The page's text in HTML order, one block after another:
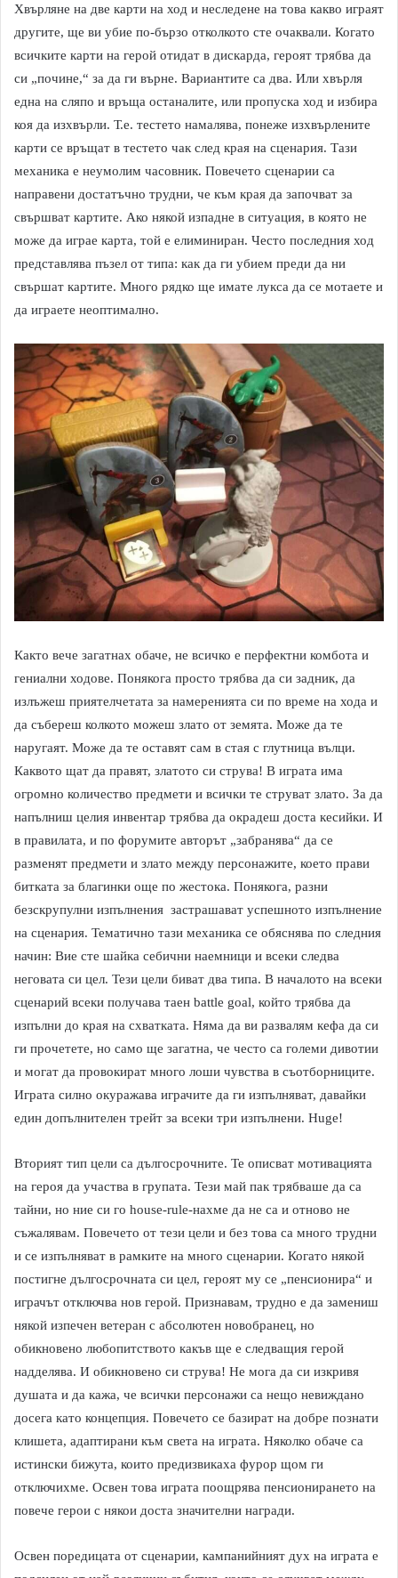
Хвърляне на две карти на ход и неследене на това какво играят
другите, ще ви убие по-бързо отколкото сте очаквали. Когато
всичките карти на герой отидат в дискарда, героят трябва да
си „почине,“ за да ги върне. Вариантите са два. Или хвърля
една на сляпо и връща останалите, или пропуска ход и избира
коя да изхвърли. Т.е. тестето намалява, понеже изхвърлените
карти се връщат в тестето чак след края на сценария. Тази
механика е неумолим часовник. Повечето сценарии са
направени достатъчно трудни, че към края да започват за
свършват картите. Ако някой изпадне в ситуация, в която не
може да играе карта, той е елиминиран. Често последния ход
представлява пъзел от типа: как да ги убием преди да ни
свършат картите. Много рядко ще имате лукса да се мотаете и
да играете неоптимално.
Както вече загатнах обаче, не всичко е перфектни комбота и
гениални ходове. Понякога просто трябва да си задник, да
излъжеш приятелчетата за намеренията си по време на хода и
да събереш колкото можеш злато от земята. Може да те
наругаят. Може да те оставят сам в стая с глутница вълци.
Каквото щат да правят, златото си струва! В играта има
огромно количество предмети и всички те струват злато. За да
напълниш целия инвентар трябва да окрадеш доста кесийки. И
в правилата, и по форумите авторът „забранява“ да се
разменят предмети и злато между персонажите, което прави
битката за благинки още по жестока. Понякога, разни
безскрупулни изпълнения застрашават успешното изпълнение
на сценария. Тематично тази механика се обяснява по следния
начин: Вие сте шайка себични наемници и всеки следва
неговата си цел. Тези цели биват два типа. В началото на всеки
сценарий всеки получава таен battle goal, който трябва да
изпълни до края на схватката. Няма да ви развалям кефа да си
ги прочетете, но само ще загатна, че често са големи дивотии
и могат да провокират много лоши чувства в съотборниците.
Играта силно окуражава играчите да ги изпълняват, давайки
един допълнителен трейт за всеки три изпълнени. Huge!
Вторият тип цели са дългосрочните. Те описват мотивацията
на героя да участва в групата. Тези май пак трябваше да са
тайни, но ние си го house-rule-нахме да не са и отново не
съжалявам. Повечето от тези цели и без това са много трудни
и се изпълняват в рамките на много сценарии. Когато някой
постигне дългосрочната си цел, героят му се „пенсионира“ и
играчът отключва нов герой. Признавам, трудно е да замениш
някой изпечен ветеран с абсолютен новобранец, но
обикновено любопитството какъв ще е следващия герой
надделява. И обикновено си струва! Не мога да си изкривя
душата и да кажа, че всички персонажи са нещо невиждано
досега като концепция. Повечето се базират на добре познати
клишета, адаптирани към света на играта. Няколко обаче са
истински бижута, които предизвикаха фурор щом ги
отключихме. Освен това играта поощрява пенсионирането на
повече герои с някои доста значителни награди.
Освен поредицата от сценарии, кампанийният дух на играта е